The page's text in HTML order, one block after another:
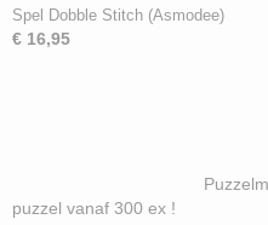
Spel Dobble Stitch (Asmodee)
€ 16,95
Puzzelman maakt
puzzel vanaf 300 ex !